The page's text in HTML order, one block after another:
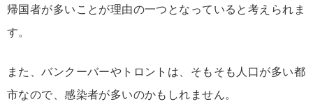
帰国者が多いことが理由の一つとなっていると考えられま
す。
また、バンクーバーやトロントは、そもそも人口が多い都
市なので、感染者が多いのかもしれません。